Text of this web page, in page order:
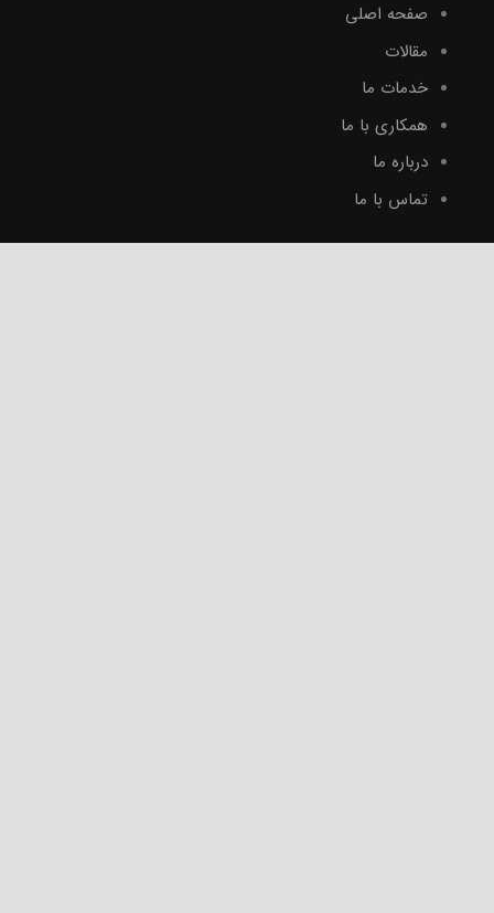
صفحه اصلی
مقالات
خدمات ما
همکاری با ما
درباره ما
تماس با ما